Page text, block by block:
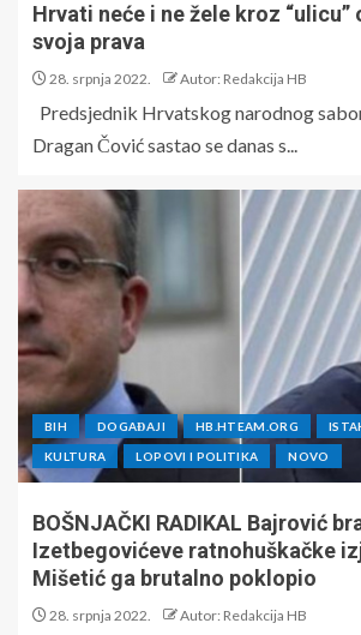
Hrvati neće i ne žele kroz
svoja prava
28. srpnja 2022. Autor: Redakcija HB
Predsjednik Hrvatskog narodnog
Dragan Čović sastao se danas s...
BIH DOGAĐAJI HB.HTEAM.ORG
KULTURA LOPOVI I POLITIKA NOVO
BOŠNJAČKI RADIKAL Bajrović
Izetbegovićeve ratnohuškačke
Mišetić ga brutalno poklopio
28. srpnja 2022. Autor: Redakcija HB